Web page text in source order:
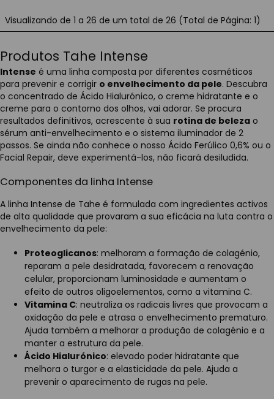
Produtos Tahe Intense
Intense é uma linha composta por diferentes cosméticos
para prevenir e corrigir o envelhecimento da pele. Descubra
o concentrado de Ácido Hialurónico, o creme hidratante e o
creme para o contorno dos olhos, vai adorar. Se procura
resultados definitivos, acrescente à sua rotina de beleza o
sérum anti-envelhecimento e o sistema iluminador de 2
passos. Se ainda não conhece o nosso Ácido Ferúlico 0,6% ou o
Facial Repair, deve experimentá-los, não ficará desiludida.
Componentes da linha Intense
A linha Intense de Tahe é formulada com ingredientes activos
de alta qualidade que provaram a sua eficácia na luta contra o
envelhecimento da pele:
Proteoglicanos: melhoram a formação de colagénio,
reparam a pele desidratada, favorecem a renovação
celular, proporcionam luminosidade e aumentam o
efeito de outros oligoelementos, como a vitamina C.
Vitamina C: neutraliza os radicais livres que provocam a
oxidação da pele e atrasa o envelhecimento prematuro.
Ajuda também a melhorar a produção de colagénio e a
manter a estrutura da pele.
Ácido Hialurónico: elevado poder hidratante que
melhora o turgor e a elasticidade da pele. Ajuda a
prevenir o aparecimento de rugas na pele.
Visualizando de 1 a 26 de um total de 26 (Total de Página: 1)